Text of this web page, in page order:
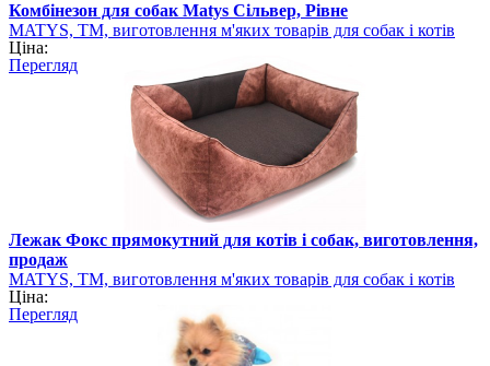
Комбінезон для собак Matys Сільвер, Рівне
MATYS, ТМ, виготовлення м'яких товарів для собак і котів
Ціна:
Перегляд
Лежак Фокс прямокутний для котів і собак, виготовлення,
продаж
MATYS, ТМ, виготовлення м'яких товарів для собак і котів
Ціна:
Перегляд